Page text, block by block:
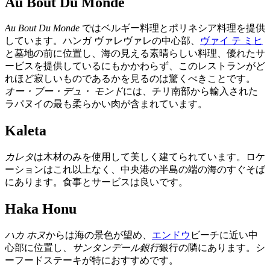
Au Bout Du Monde ではベルギー料理とポリネシア料理を提供
しています。ハンガ ヴァレヴァレの中心部、
ヴァイ テ ミヒ
と墓地の前に位置し、海の見える素晴らしい料理、優れたサ
ービスを提供しているにもかかわらず、このレストランがど
れほど寂しいものであるかを見るのは驚くべきことです。
オー・ブー・デュ・ モンドには、チリ南部から輸入された
ラパヌイの最も柔らかい肉が含まれています。
Kaleta
カレタは木材のみを使用して美しく建てられています。ロケ
ーションはこれ以上なく、中央港の半島の端の海のすぐそば
にあります。食事とサービスは良いです。
Haka Honu
ハカ ホヌからは海の景色が望め、 エンドウ ビーチに近い中
心部に位置し、
サンタンデール銀行銀行の隣にあります。シ
ーフードステーキが特におすすめです。